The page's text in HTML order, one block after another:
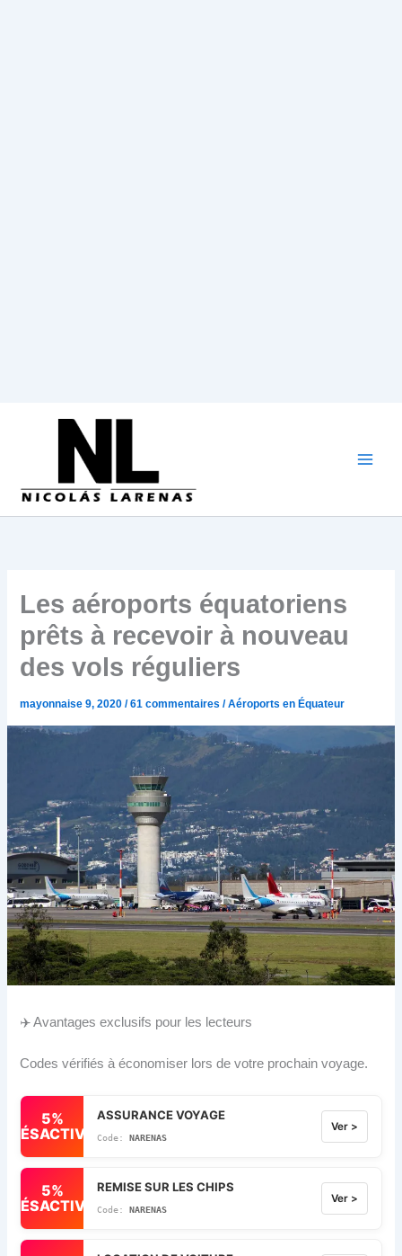
Les aéroports équatoriens
prêts à recevoir à nouveau
des vols réguliers
mayonnaise 9, 2020/61 commentaires /Aéroports en Équateur
✈️ Avantages exclusifs pour les lecteurs
Codes vérifiés à économiser lors de votre prochain voyage.
5%
DÉSACTIVÉ
ASSURANCE VOYAGE
NARENAS
Ver >
5%
DÉSACTIVÉ
REMISE SUR LES CHIPS
NARENAS
Ver >